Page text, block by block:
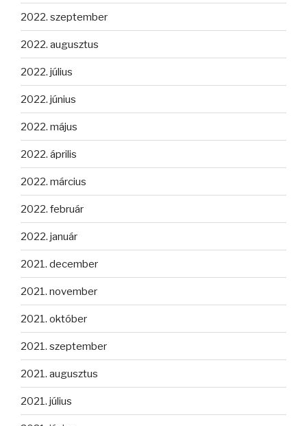
2022. szeptember
2022. augusztus
2022. július
2022. június
2022. május
2022. április
2022. március
2022. február
2022. január
2021. december
2021. november
2021. október
2021. szeptember
2021. augusztus
2021. július